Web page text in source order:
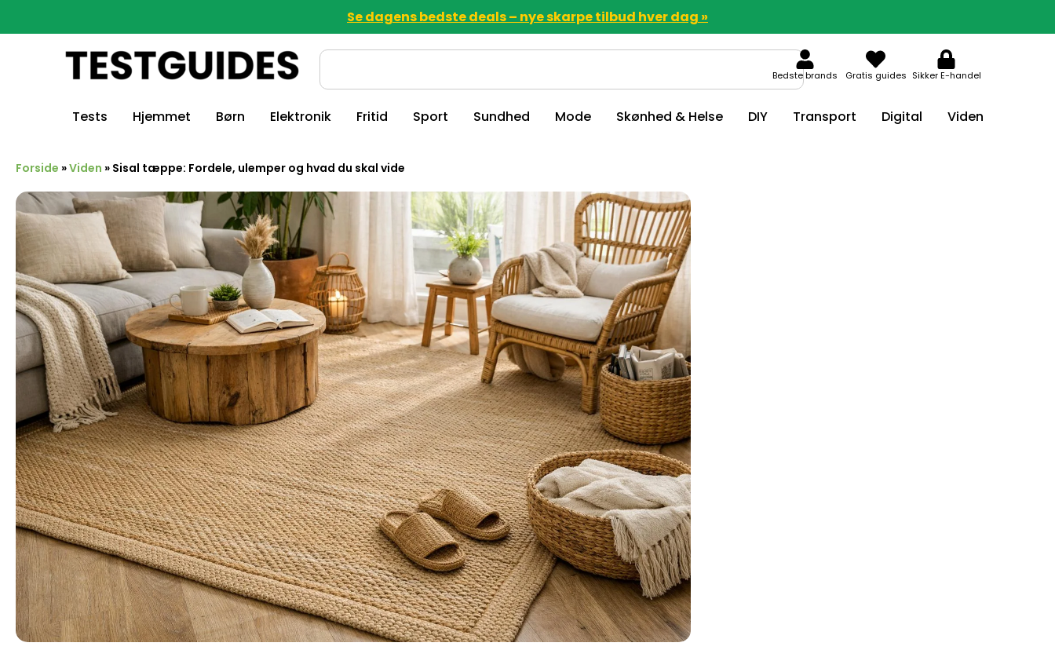
Se dagens bedste deals – nye skarpe tilbud hver dag »
Bedste brands Gratis guides Sikker E-handel
Tests Hjemmet Børn Elektronik Fritid Sport Sundhed Mode Skønhed & Helse DIY Transport Digital Viden
Forside »Viden » Sisal tæppe: Fordele, ulemper og hvad du skal vide